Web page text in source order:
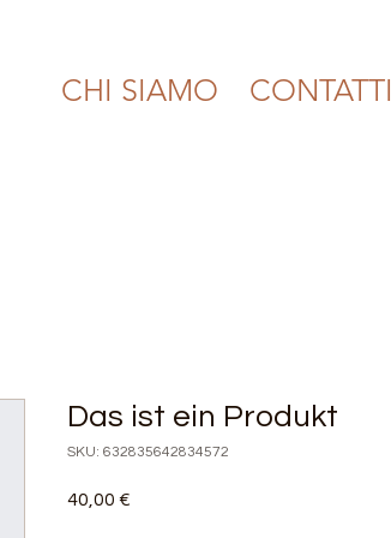
CHI SIAMO CONTATTI
Das ist ein Produkt
SKU: 632835642834572
40,00 €